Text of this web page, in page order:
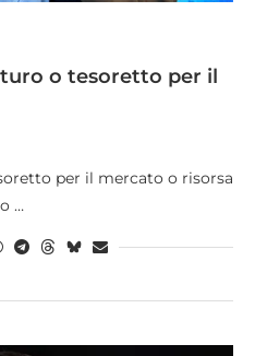
o tesoretto per il
per il mercato o risorsa
…